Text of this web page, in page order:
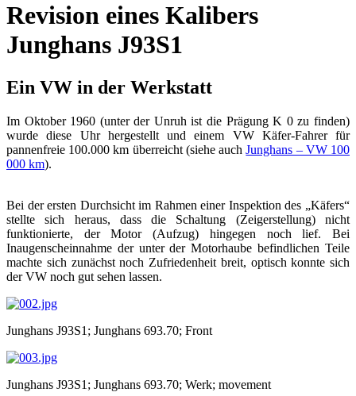
Revision eines Kalibers
Junghans J93S1
Ein VW in der Werkstatt
Im Oktober 1960 (unter der Unruh ist die Prägung K 0 zu finden)
wurde diese Uhr hergestellt und einem VW Käfer-Fahrer für
pannenfreie 100.000 km überreicht (siehe auchJunghans – VW 100
000 km).
Bei der ersten Durchsicht im Rahmen einer Inspektion des „Käfers“
stellte sich heraus, dass die Schaltung (Zeigerstellung) nicht
funktionierte, der Motor (Aufzug) hingegen noch lief. Bei
Inaugenscheinnahme der unter der Motorhaube befindlichen Teile
machte sich zunächst noch Zufriedenheit breit, optisch konnte sich
der VW noch gut sehen lassen.
Junghans J93S1; Junghans 693.70; Front
Junghans J93S1; Junghans 693.70; Werk; movement